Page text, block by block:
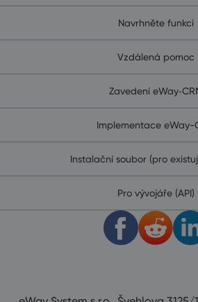
Navrhněte funkci
Vzdálená pomoc
Zavedení
Implementace eWay-
Instalační soubor (pro
Pro vývojáře (API)